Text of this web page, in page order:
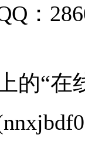
“在